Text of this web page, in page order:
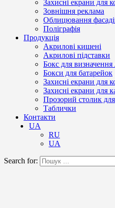
Захисні екрани для
Зовнішня реклама
Облицювання
Поліграфія
Продукція
Акрилові кишені
Акрилові підставки
Бокс для визначення
Бокси для батарейок
Захисні екрани для
Захисні екрани для
Прозорий столик
Таблички
Контакти
UA
RU
UA
Search for: